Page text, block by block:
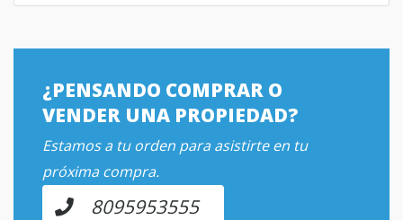
¿PENSANDO COMPRAR O
VENDER UNA PROPIEDAD?
Estamos a tu orden para asistirte en tu
próxima compra.
8095953555